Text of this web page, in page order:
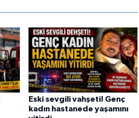
Eski sevgili vahşeti! Genç
kadın hastanede yaşamını